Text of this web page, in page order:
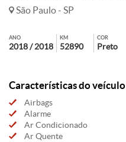
São Paulo - SP
ANO
2018 / 2018
KM
52890
COR
Preto
Características do veículo
Airbags
Alarme
Ar Condicionado
Ar Quente